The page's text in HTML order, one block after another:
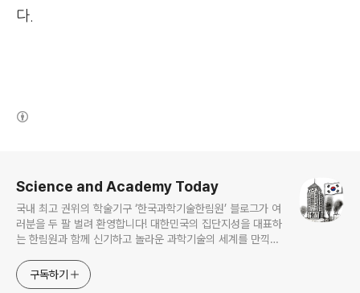
다.
Science and Academy Today
국내 최고 권위의 학술기구 ‘한국과학기술한림원’ 블로그가 여
러분을 두 팔 벌려 환영합니다! 대한민국의 집단지성을 대표하
는 한림원과 함께 신기하고 놀라운 과학기술의 세계를 만끽하
구독하기